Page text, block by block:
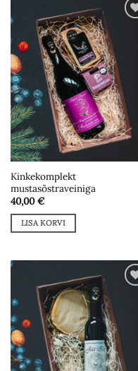
Kinkekomplekt
mustasõstraveiniga
40,00€
LISA KORVI